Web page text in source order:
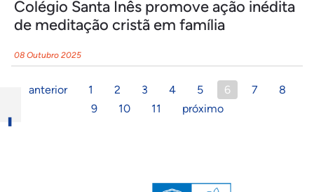
Colégio Santa Inês promove ação inédita
de meditação cristã em família
08 Outubro 2025
anterior 1 2 3 4 5 6 7
8
9
10 11 próximo